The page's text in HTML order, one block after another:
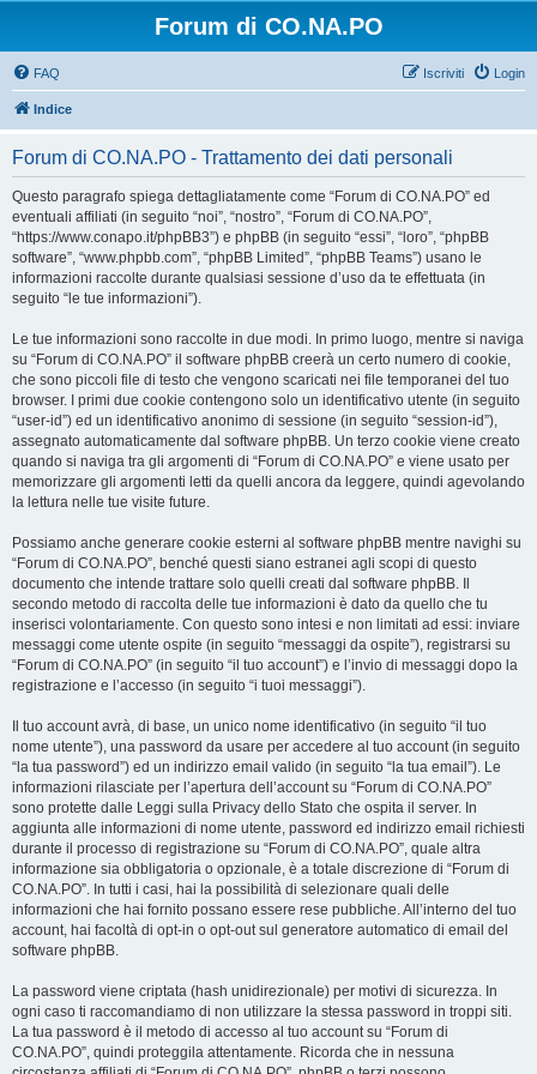
Forum di CO.NA.PO
FAQ Login
Iscriviti
Indice
Forum di CO.NA.PO - Trattamento dei dati personali
Questo paragrafo spiega dettagliatamente come “Forum di CO.NA.PO” ed
eventuali affiliati (in seguito “noi”, “nostro”, “Forum di CO.NA.PO”,
“https://www.conapo.it/phpBB3”) e phpBB (in seguito “essi”, “loro”, “phpBB
software”, “www.phpbb.com”, “phpBB Limited”, “phpBB Teams”) usano le
informazioni raccolte durante qualsiasi sessione d’uso da te effettuata (in
seguito “le tue informazioni”).
Le tue informazioni sono raccolte in due modi. In primo luogo, mentre si naviga
su “Forum di CO.NA.PO” il software phpBB creerà un certo numero di cookie,
che sono piccoli file di testo che vengono scaricati nei file temporanei del tuo
browser. I primi due cookie contengono solo un identificativo utente (in seguito
“user-id”) ed un identificativo anonimo di sessione (in seguito “session-id”),
assegnato automaticamente dal software phpBB. Un terzo cookie viene creato
quando si naviga tra gli argomenti di “Forum di CO.NA.PO” e viene usato per
memorizzare gli argomenti letti da quelli ancora da leggere, quindi agevolando
la lettura nelle tue visite future.
Possiamo anche generare cookie esterni al software phpBB mentre navighi su
“Forum di CO.NA.PO”, benché questi siano estranei agli scopi di questo
documento che intende trattare solo quelli creati dal software phpBB. Il
secondo metodo di raccolta delle tue informazioni è dato da quello che tu
inserisci volontariamente. Con questo sono intesi e non limitati ad essi: inviare
messaggi come utente ospite (in seguito “messaggi da ospite”), registrarsi su
“Forum di CO.NA.PO” (in seguito “il tuo account”) e l’invio di messaggi dopo la
registrazione e l’accesso (in seguito “i tuoi messaggi”).
Il tuo account avrà, di base, un unico nome identificativo (in seguito “il tuo
nome utente”), una password da usare per accedere al tuo account (in seguito
“la tua password”) ed un indirizzo email valido (in seguito “la tua email”). Le
informazioni rilasciate per l’apertura dell’account su “Forum di CO.NA.PO”
sono protette dalle Leggi sulla Privacy dello Stato che ospita il server. In
aggiunta alle informazioni di nome utente, password ed indirizzo email richiesti
durante il processo di registrazione su “Forum di CO.NA.PO”, quale altra
informazione sia obbligatoria o opzionale, è a totale discrezione di “Forum di
CO.NA.PO”. In tutti i casi, hai la possibilità di selezionare quali delle
informazioni che hai fornito possano essere rese pubbliche. All’interno del tuo
account, hai facoltà di opt-in o opt-out sul generatore automatico di email del
software phpBB.
La password viene criptata (hash unidirezionale) per motivi di sicurezza. In
ogni caso ti raccomandiamo di non utilizzare la stessa password in troppi siti.
La tua password è il metodo di accesso al tuo account su “Forum di
CO.NA.PO”, quindi proteggila attentamente. Ricorda che in nessuna